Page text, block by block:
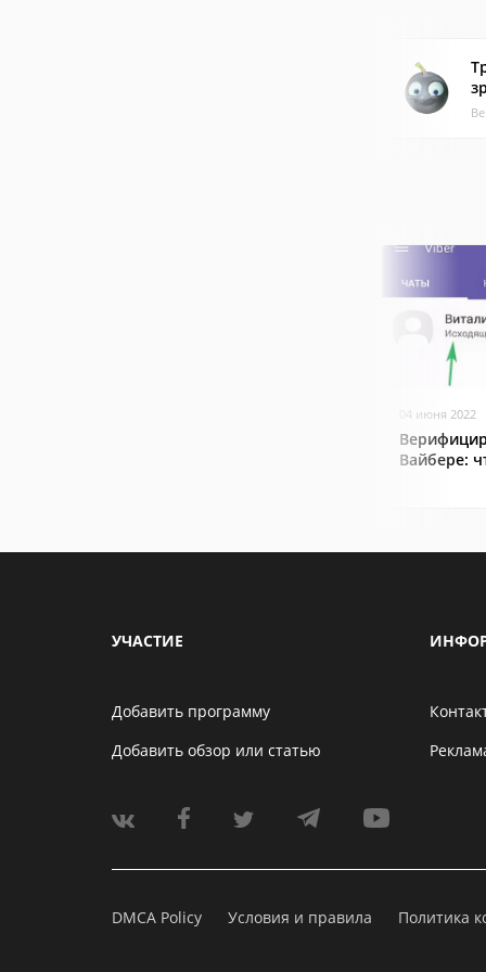
04 июня 2022
Вайбере:
УЧАСТИЕ
Добавить программу
Добавить обзор или статью
DMCA Policy Условия и правила Политика